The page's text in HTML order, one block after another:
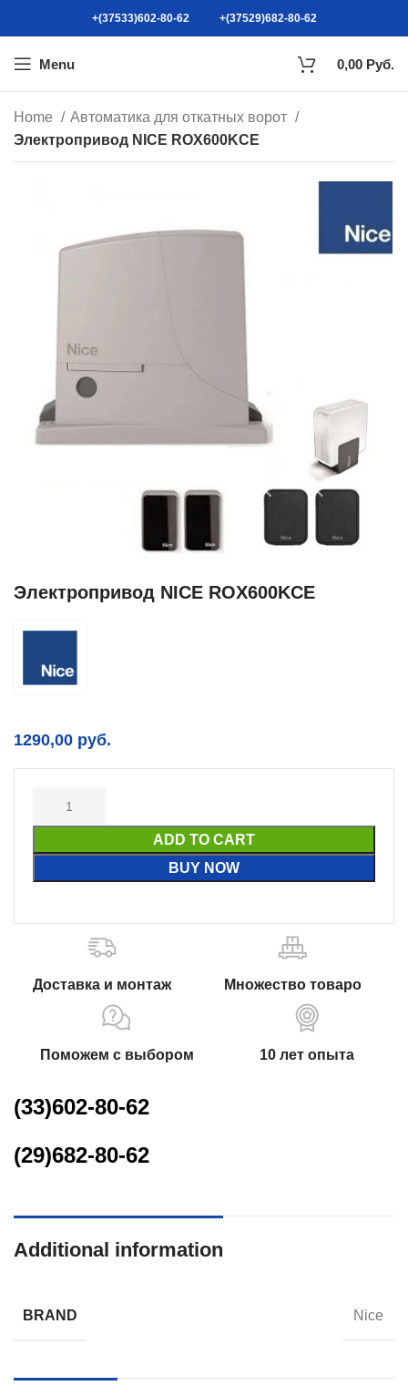
+(37533)602-80-62 +(37529)682-80-62
Menu 0,00 Руб.
Home
Автоматика для откатных ворот
Электропривод NICE ROX600KCE
Электропривод NICE ROX600KCE
1290,00 руб.
ADD TO CART
BUY NOW
Доставка и монтаж Множество товаро
Поможем с выбором 10 лет опыта
(33)602-80-62
(29)682-80-62
Additional information
BRAND Nice